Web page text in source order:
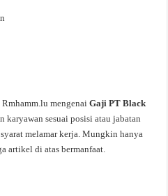
mengenaiGaji PT Black
karyawan sesuai posisi atau jabatan
melamar kerja. Mungkin hanya
artikel di atas bermanfaat.